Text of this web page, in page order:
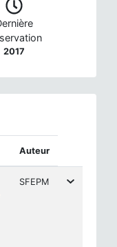
2017
Auteur
SFEPM